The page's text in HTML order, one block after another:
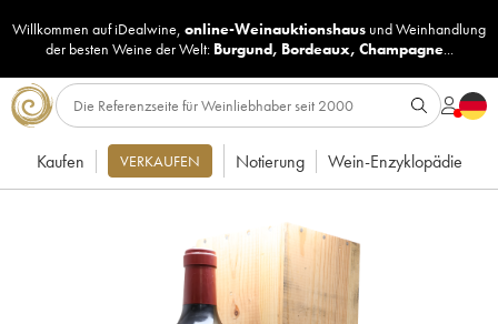
Willkommen auf iDealwine, online-Weinauktionshaus undWeinhandlung
der besten Weine der Welt: Burgund, Bordeaux, Champagne...
Kaufen VERKAUFEN Notierung Wein-Enzyklopädie